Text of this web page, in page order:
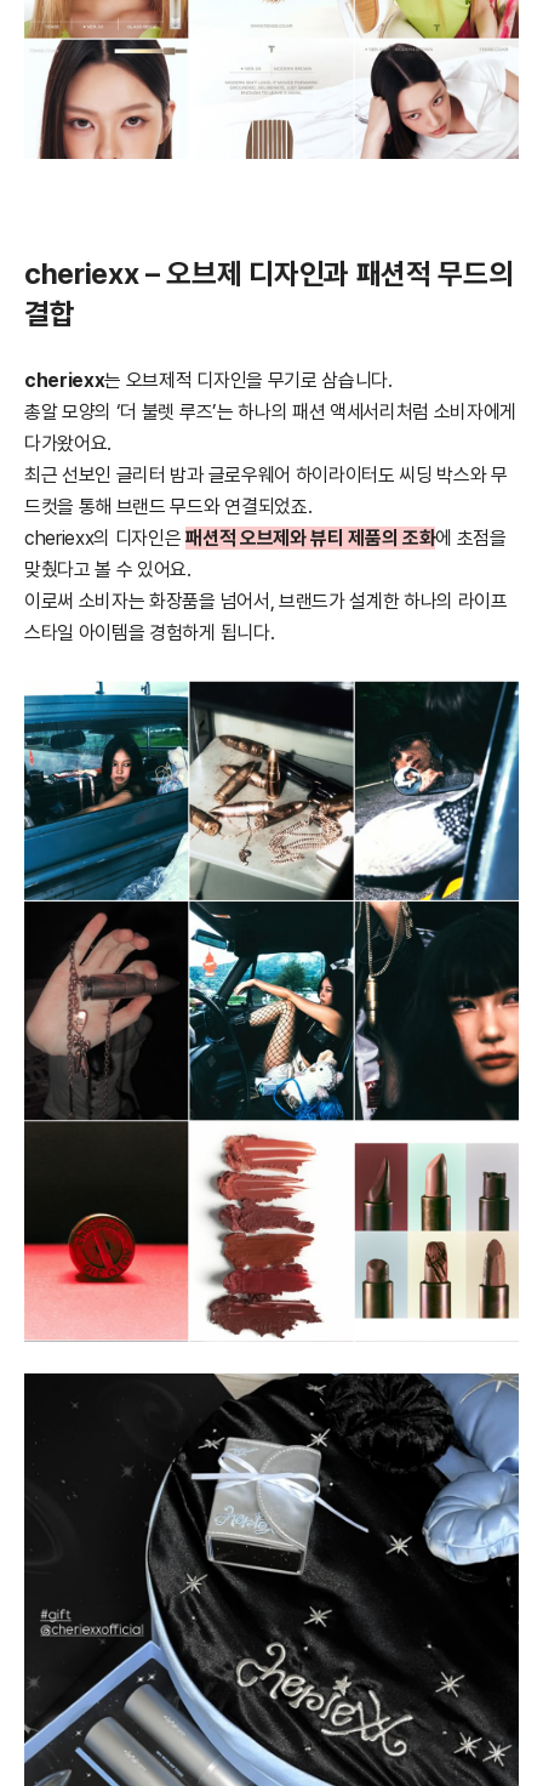
cheriexx – 오브제 디자인과 패션적 무드의
결합
cheriexx는 오브제적 디자인을 무기로 삼습니다.
총알 모양의 ‘더 불렛 루즈’는 하나의 패션 액세서리처럼 소비자에게
다가왔어요.
최근 선보인 글리터 밤과 글로우웨어 하이라이터도 씨딩 박스와 무
드컷을 통해 브랜드 무드와 연결되었죠.
cheriexx의 디자인은패션적 오브제와 뷰티 제품의 조화에 초점을
맞췄다고 볼 수 있어요.
이로써 소비자는 화장품을 넘어서, 브랜드가 설계한 하나의 라이프
스타일 아이템을 경험하게 됩니다.